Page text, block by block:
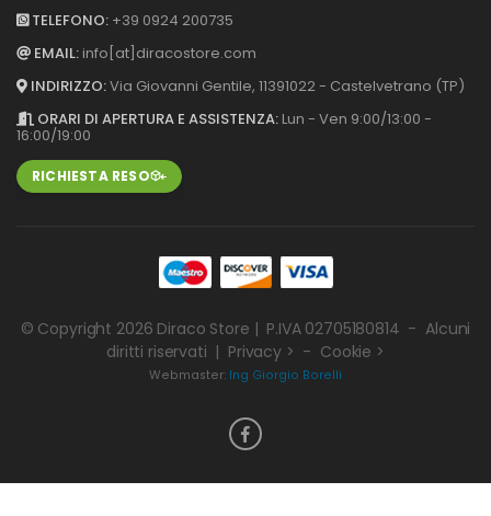
TELEFONO: +39 0924 200735
EMAIL: info[at]diracostore.com
INDIRIZZO:Via Giovanni Gentile, 11391022 - Castelvetrano (TP)
ORARI DI APERTURA E ASSISTENZA: Lun - Ven 9:00/13:00 -
16:00/19:00
RICHIESTA RESO
© Copyright 2026 Diraco Store | P.IVA 02705180814 - Alcuni
diritti riservati | Privacy > - Cookie >
Webmaster: Ing Giorgio Borelli